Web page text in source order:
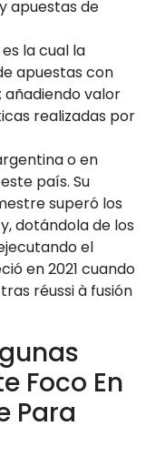
apuestas de
la cual la
apuestas con
añadiendo valor
realizadas por
o en
país. Su
superó los
dotándola de los
el
en 2021 cuando
réussi à fusión
Foco En
Para